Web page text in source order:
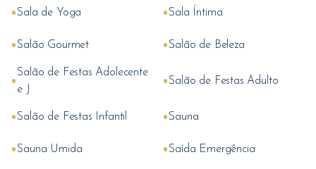
•Sala de Yoga •Sala Íntima
•Salão Gourmet •Salão de Beleza
•Salão de Festas Adolecente
e J
•Salão de Festas Adulto
•Salão de Festas Infantil •Sauna
•Sauna Umida •Saída Emergência